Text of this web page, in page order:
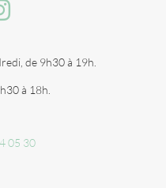
Instagram
de 9h30 à 19h.
à 18h.
05 30